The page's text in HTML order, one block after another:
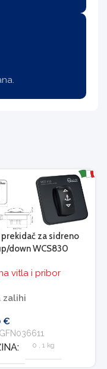
prekidač za sidreno
down WCS830
vitla i pribor
zalihi
€
GFN036611
0 1 kg